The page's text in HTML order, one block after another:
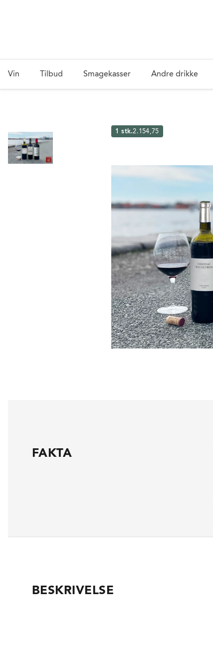
Vin Tilbud Smagekasser Andre drikke
1 stk.2.154,75
FAKTA
BESKRIVELSE